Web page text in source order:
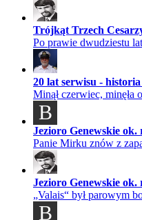
Trójkąt Trzech
Po prawie dwudziestu
20 lat serwisu -
Minął czerwiec, minęła
B
Jezioro Genewskie ok.
Panie Mirku znów z
Jezioro Genewskie ok.
„Valais“ był parowym
B